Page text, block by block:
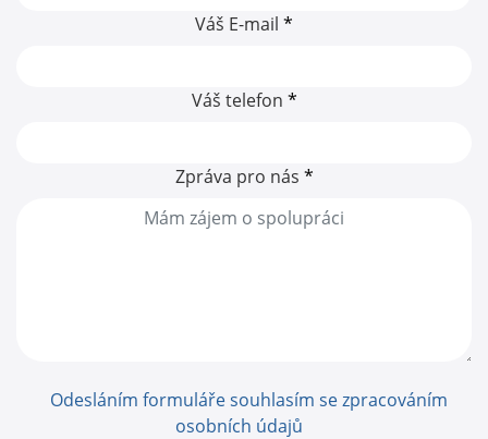
Váš E-mail *
Váš telefon *
Zpráva pro nás *
Odesláním formuláře souhlasím se zpracováním
osobních údajů